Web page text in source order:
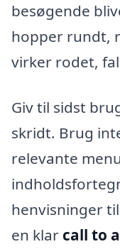
besøgende
hopper rundt,
virker rodet,
Giv til sidst
skridt. Brug
relevante
henvisninger
en klar call to